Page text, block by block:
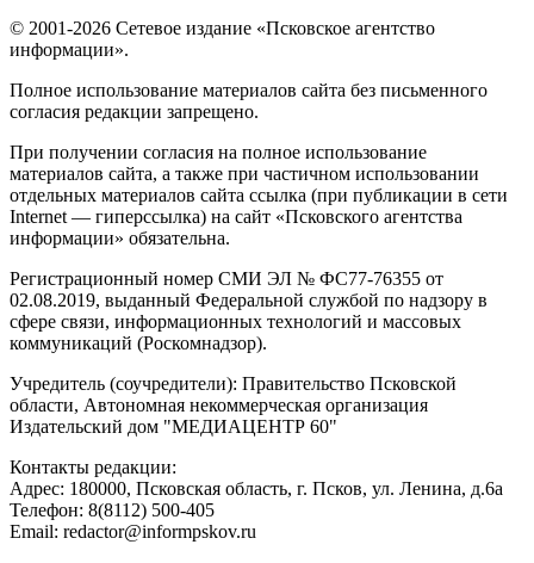
© 2001-2026 Сетевое издание «Псковское агентство
информации».
Полное использование материалов сайта без письменного
согласия редакции запрещено.
При получении согласия на полное использование
материалов сайта, а также при частичном использовании
отдельных материалов сайта ссылка (при публикации в сети
Internet — гиперссылка) на сайт «Псковского агентства
информации» обязательна.
Регистрационный номер СМИ ЭЛ № ФС77-76355 от
02.08.2019, выданный Федеральной службой по надзору в
сфере связи, информационных технологий и массовых
коммуникаций (Роскомнадзор).
Учредитель (соучредители): Правительство Псковской
области, Автономная некоммерческая организация
Издательский дом "МЕДИАЦЕНТР 60"
Контакты редакции:
Адреc: 180000, Псковская область, г. Псков, ул. Ленина, д.6а
Телефон: 8(8112) 500-405
Email: redactor@informpskov.ru